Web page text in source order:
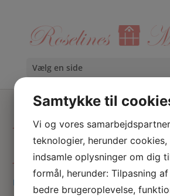
Vælg en side
Rosalines
Miniature
Hjem / Varer tagged “Rosalines
Samtykke til
Vi og vores
teknologier, herunder
indsamle oplysninger om dig
formål, herunder: Tilpasning
bedre brugeroplevelse,